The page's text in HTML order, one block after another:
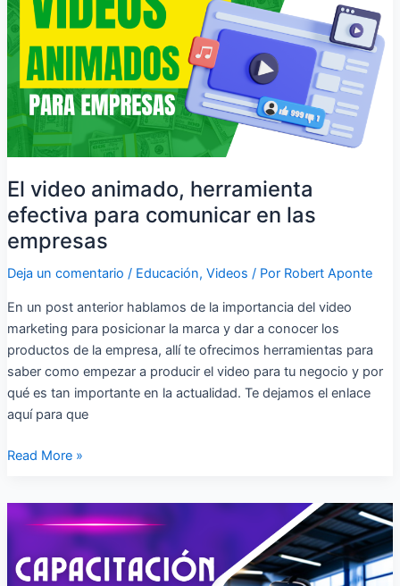
El video animado, herramienta
efectiva para comunicar en las
empresas
Deja un comentario / Educación, Videos / Por Robert Aponte
En un post anterior hablamos de la importancia del video
marketing para posicionar la marca y dar a conocer los
productos de la empresa, allí te ofrecimos herramientas para
saber como empezar a producir el video para tu negocio y por
qué es tan importante en la actualidad. Te dejamos el enlace
aquí para que
herramienta
efectiva
para
comunicar
las
empresas
Read More »
Metaverso
y
capacitación
con